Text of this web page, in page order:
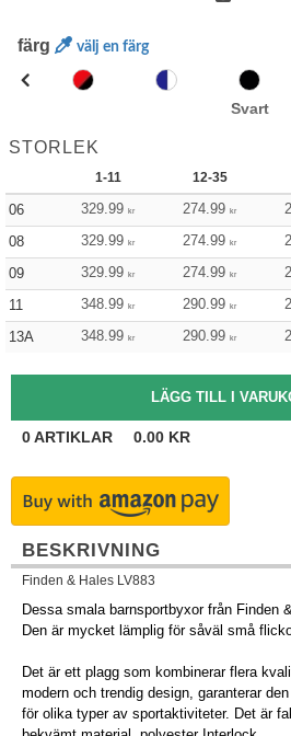
färg välj en färg
Svart
STORLEK
1-11 12-35
06 329.99 kr 274.99 kr
08
329.99 kr 274.99 kr
09
329.99 kr 274.99 kr
11
348.99 kr 290.99 kr
13A
348.99 kr 290.99 kr
0ARTIKLAR 0.00 KR
BESKRIVNING
Finden & Hales LV883
Dessa smala barnsportbyxor från Finden
Den är mycket lämplig för såväl små
Det är ett plagg som kombinerar flera
modern och trendig design, garanterar
för olika typer av sportaktiviteter. Det är